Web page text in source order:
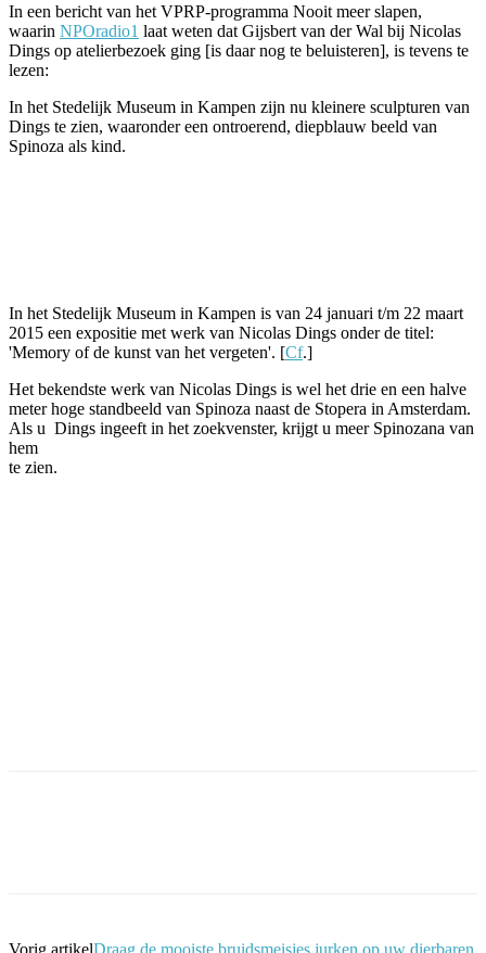
In een bericht van het VPRP-programma Nooit meer slapen,
waarin NPOradio1 laat weten dat Gijsbert van der Wal bij Nicolas
Dings op atelierbezoek ging [is daar nog te beluisteren], is tevens te
lezen:
In het Stedelijk Museum in Kampen zijn nu kleinere sculpturen van
Dings te zien, waaronder een ontroerend, diepblauw beeld van
Spinoza als kind.
In het Stedelijk Museum in Kampen is van 24 januari t/m 22 maart
2015 een expositie met werk van Nicolas Dings onder de titel:
'Memory of de kunst van het vergeten'. [Cf.]
Het bekendste werk van Nicolas Dings is wel het drie en een halve
meter hoge standbeeld van Spinoza naast de Stopera in Amsterdam.
Als u Dings ingeeft in het zoekvenster, krijgt u meer Spinozana van
hem
te zien.
Vorig artikelDraag de mooiste bruidsmeisjes jurken op uw dierbaren